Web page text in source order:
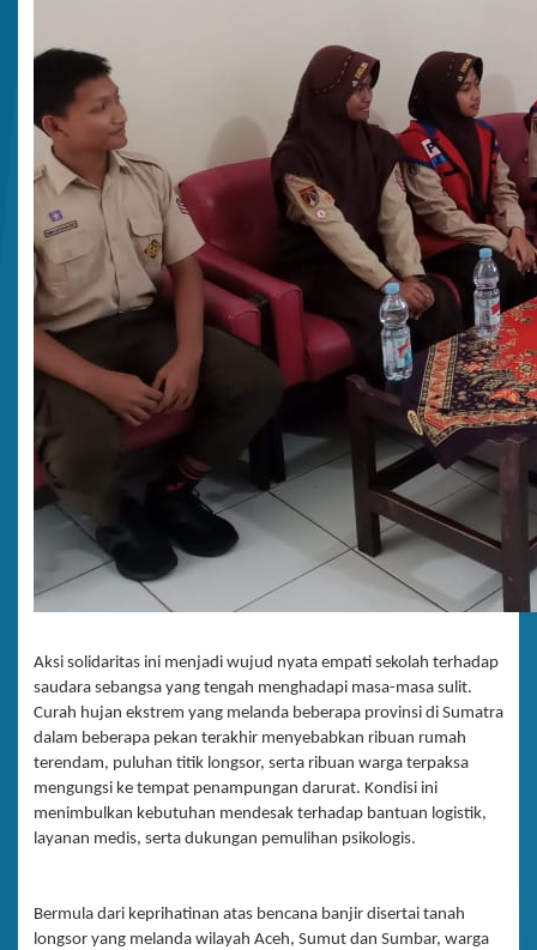
Aksi solidaritas ini menjadi wujud nyata empati sekolah terhadap
saudara sebangsa yang tengah menghadapi masa-masa sulit.
Curah hujan ekstrem yang melanda beberapa provinsi di Sumatra
dalam beberapa pekan terakhir menyebabkan ribuan rumah
terendam, puluhan titik longsor, serta ribuan warga terpaksa
mengungsi ke tempat penampungan darurat. Kondisi ini
menimbulkan kebutuhan mendesak terhadap bantuan logistik,
layanan medis, serta dukungan pemulihan psikologis.
Bermula dari keprihatinan atas bencana banjir disertai tanah
longsor yang melanda wilayah Aceh, Sumut dan Sumbar, warga